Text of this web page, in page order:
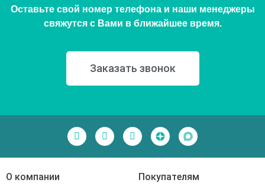
Оставьте свой номер телефона и наши менеджеры
свяжутся с Вами в ближайшее время.
Заказать звонок
О компании Покупателям